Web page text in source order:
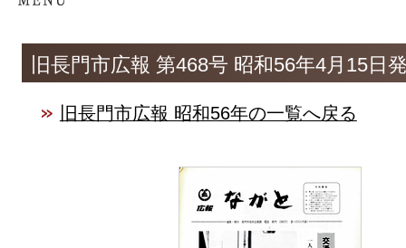
旧長門市広報 第468号 昭和56年4月15日
旧長門市広報 昭和56年の一覧へ戻る